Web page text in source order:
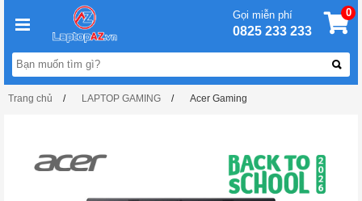
Gọi miễn phí
0825 233 233
0
Trang chủ LAPTOP GAMING Acer Gaming